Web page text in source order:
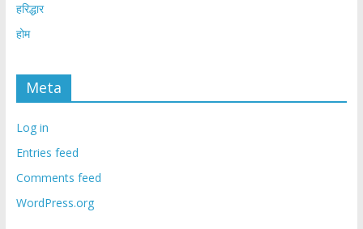
हरिद्धार
होम
Meta
Log in
Entries feed
Comments feed
WordPress.org